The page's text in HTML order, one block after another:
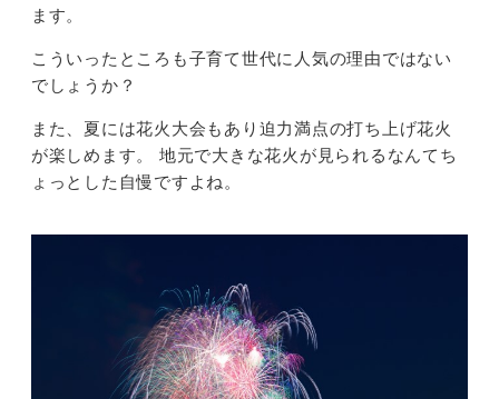
ます。
こういったところも子育て世代に人気の理由ではない
でしょうか？
また、夏には花火大会もあり迫力満点の打ち上げ花火
が楽しめます。 地元で大きな花火が見られるなんてち
ょっとした自慢ですよね。